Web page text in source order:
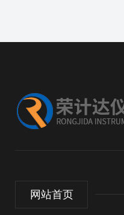
网站首页